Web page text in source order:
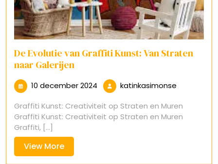
De Evolutie van Graffiti Kunst: Van Straten
naar Galerijen
10 december 2024 10
december
2024
katinkasimonse
Graffiti Kunst: Creativiteit op Straten en Muren
Graffiti Kunst: Creativiteit op Straten en Muren
Graffiti, [...]
View MoreView
More